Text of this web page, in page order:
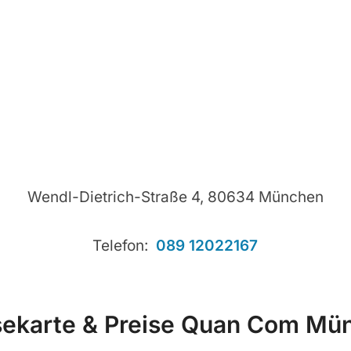
Wendl-Dietrich-Straße 4, 80634 München
Telefon: 089 12022167
& Preise Quan Com